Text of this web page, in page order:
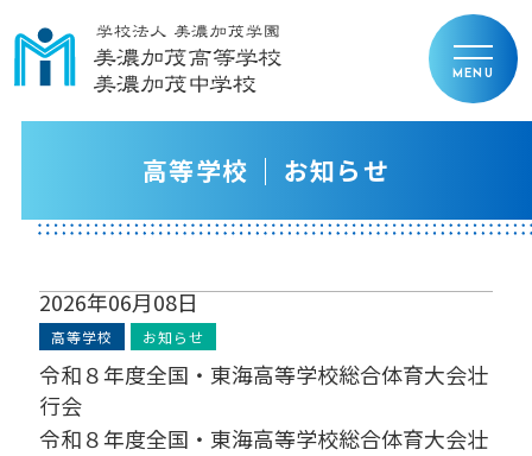
高等学校 お知らせ
2026年06月08日
高等学校 お知らせ
令和８年度全国・東海高等学校総合体育大会壮
行会
令和８年度全国・東海高等学校総合体育大会壮